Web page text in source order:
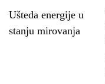
Ušteda energije u
stanju mirovanja